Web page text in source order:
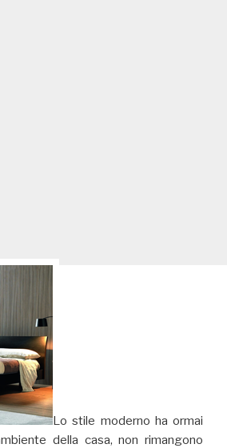
Lo stile moderno ha ormai
della casa, non rimangono